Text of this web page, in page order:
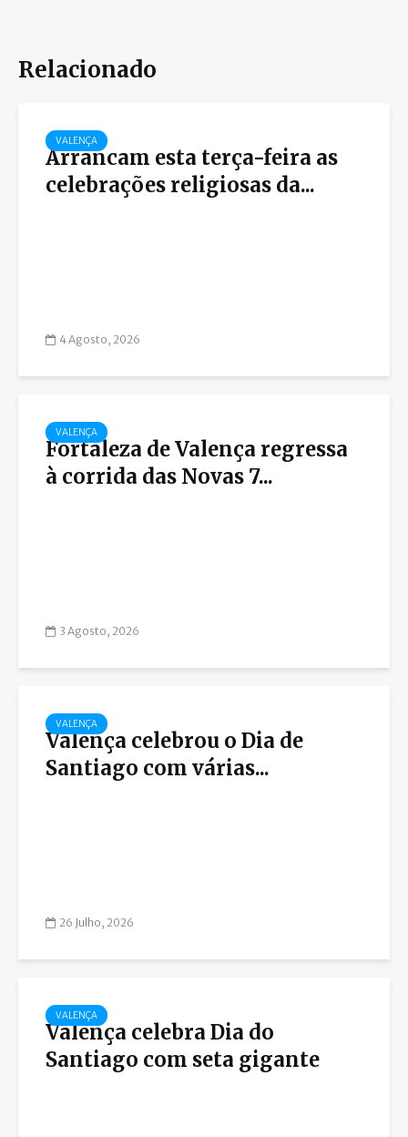
Relacionado
VALENÇA
Arrancam esta terça-feira as
celebrações religiosas da...
4 Agosto, 2026
VALENÇA
Fortaleza de Valença regressa
à corrida das Novas 7...
3 Agosto, 2026
VALENÇA
Valença celebrou o Dia de
Santiago com várias...
26 Julho, 2026
VALENÇA
Valença celebra Dia do
Santiago com seta gigante